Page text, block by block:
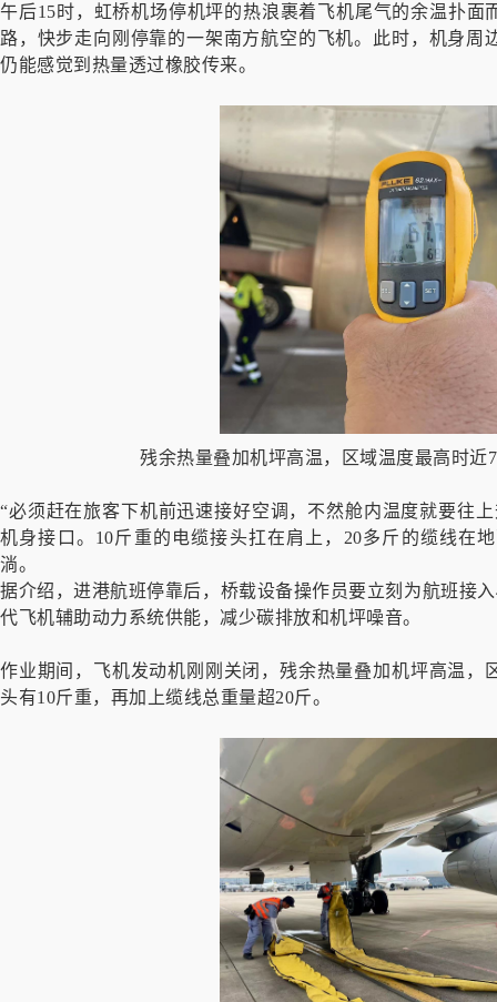
午后15时，虹桥机场停机坪的热浪裹着飞机尾气的余温扑
路，快步走向刚停靠的一架南方航空的飞机。此时，机身
仍能感觉到热量透过橡胶传来。
残余热量叠加机坪高温，区域温度最高时
“必须赶在旅客下机前迅速接好空调，不然舱内温度就要往
机身接口。10斤重的电缆接头扛在肩上，20多斤的缆线在
淌。
据介绍，进港航班停靠后，桥载设备操作员要立刻为航班接
代飞机辅助动力系统供能，减少碳排放和机坪噪音。
作业期间，飞机发动机刚刚关闭，残余热量叠加机坪高温
头有10斤重，再加上缆线总重量超20斤。